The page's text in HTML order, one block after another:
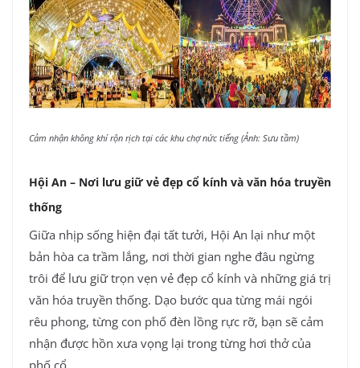
Cảm nhận không khí rộn rịch tại các khu chợ nức tiếng (Ảnh: Sưu tầm)
Hội An – Nơi lưu giữ vẻ đẹp cổ kính và văn hóa truyền
thống
Giữa nhịp sống hiện đại tất tưởi, Hội An lại như một
bản hòa ca trầm lắng, nơi thời gian nghe đâu ngừng
trôi để lưu giữ trọn vẹn vẻ đẹp cổ kính và những giá trị
văn hóa truyền thống. Dạo bước qua từng mái ngói
rêu phong, từng con phố đèn lồng rực rỡ, bạn sẽ cảm
nhận được hồn xưa vọng lại trong từng hơi thở của
phố cổ.